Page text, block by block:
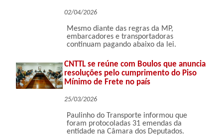
02/04/2026
Mesmo diante das regras da MP,
embarcadores e transportadoras
continuam pagando abaixo da lei.
CNTTL se reúne com Boulos que anuncia
resoluções pelo cumprimento do Piso
Mínimo de Frete no país
25/03/2026
Paulinho do Transporte informou que
foram protocoladas 31 emendas da
entidade na Câmara dos Deputados.